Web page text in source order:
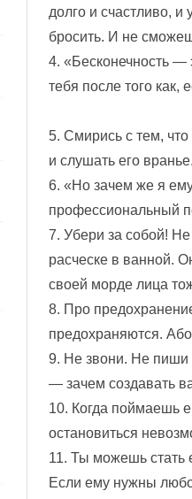
долго и счастливо,
бросить. И не
4. «Бесконечность —
тебя после того как,
5. Смирись с тем,
и слушать его
6. «Но зачем же я
профессиональный
7. Убери за собой! Не
расческе в ванной.
своей морде лица
8. Про
предохраняются.
9. Не звони. Не пиши
— зачем создавать
10. Когда поймаешь
остановиться
11. Ты можешь стать
Если ему нужны